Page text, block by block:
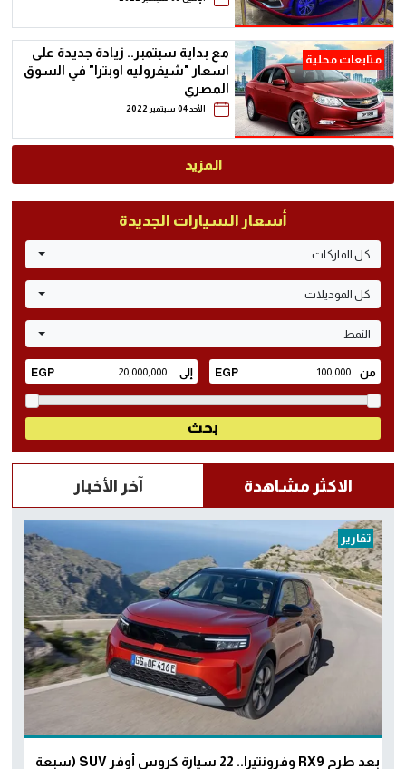
متابعات محلية
مع بداية سبتمبر.. زيادة جديدة على
اسعار "شيفروليه اوبترا" في السوق
المصري
الأحد 04 سبتمبر 2022
المزيد
أسعار السيارات الجديدة
كل الماركات
كل الموديلات
النمط
الاكثر مشاهدة آخر الأخبار
تقارير
بعد طرح RX9 وفرونتيرا.. 22 سيارة كروس أوفر SUV (سبعة